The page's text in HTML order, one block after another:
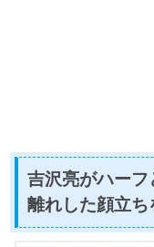
吉沢亮がハー
離れした顔立ち